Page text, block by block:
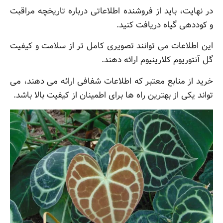
در نهایت، باید از فروشنده اطلاعاتی درباره تاریخچه مراقبت
و کوددهی گیاه دریافت کنید.
این اطلاعات می توانند تصویری کامل تر از سلامت و کیفیت
گل آنتوریوم کلارینیوم ارائه دهند.
خرید از منابع معتبر که اطلاعات شفافی ارائه می دهند، می
تواند یکی از بهترین راه ها برای اطمینان از کیفیت بالا باشد.